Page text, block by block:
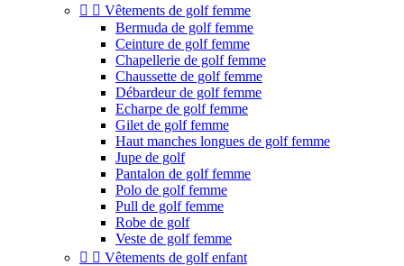
  Vêtements de golf femme
Bermuda de golf femme
Ceinture de golf femme
Chapellerie de golf femme
Chaussette de golf femme
Débardeur de golf femme
Echarpe de golf femme
Gilet de golf femme
Haut manches longues de golf femme
Jupe de golf
Pantalon de golf femme
Polo de golf femme
Pull de golf femme
Robe de golf
Veste de golf femme
  Vêtements de golf enfant